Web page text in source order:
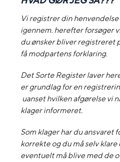
Vi registrer din
igennem. herefter forsøger
du ønsker bliver registreret
få modpartens forklaring.
Det Sorte Register laver
er grundlag for en
uanset hvilken afgørelse vi
klager informeret.
Som klager har du ansvaret
korrekte og du må selv
eventuelt må blive med de